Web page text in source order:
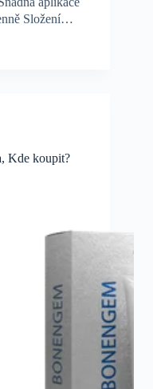
Složení…
Kde koupit?